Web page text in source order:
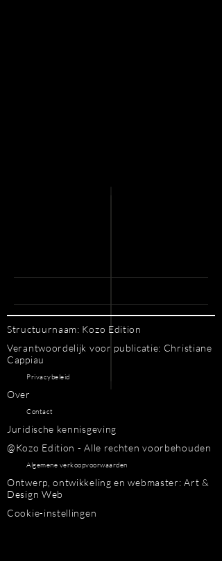
Structuurnaam: Kozo Edition
Verantwoordelijk voor publicatie: Christiane
Cappiau
Privacybeleid
Over
Contact
Juridische kennisgeving
@Kozo Edition - Alle rechten voorbehouden
Algemene verkoopvoorwaarden
Ontwerp, ontwikkeling en webmaster: Art &
Design Web
Cookie-instellingen